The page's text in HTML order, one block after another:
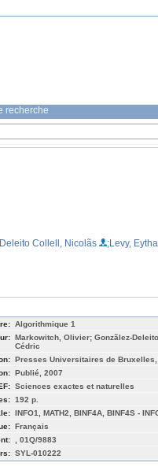
recherche
Collell, Nicolãs ;Levy,
Algorithmique 1
Markowitch, Olivier; Gonzãlez-
Cédric
Presses Universitaires de
Publié, 2007
Sciences exactes et naturelles
192 p.
INFO1, MATH2, BINF4A, BINF4S -
Français
, 01Q/9883
SYL-010222